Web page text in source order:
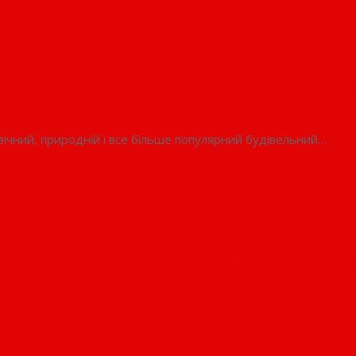
природній і все більше популярний будівельний…